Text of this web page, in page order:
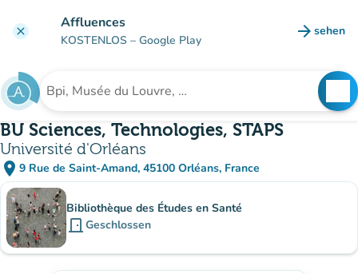
clear Affluences
KOSTENLOS – Google Play arrow_forward sehen
(new
Suche nach einer Einrichtung
BU Sciences, Technologies, STAPS
Université d'Orléans
place 9 Rue de Saint-Amand, 45100 Orléans, France
(in Google Maps öffnen)
(new tab)
Unterinstitutionen
Bibliothèque des Études en Santé
door_front Geschlossen